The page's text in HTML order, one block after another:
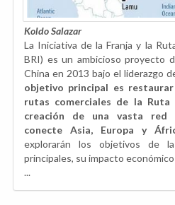
Koldo Salazar
La Iniciativa de la Franja y la
BRI) es un ambicioso proyecto
China en 2013 bajo el liderazgo
objetivo principal es
rutas comerciales de la
creación de una vasta red
conecte Asia, Europa y
explorarán los objetivos de
principales, su impacto
...